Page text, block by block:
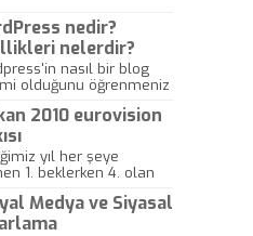
nedir?
nelerdir?
nasıl bir blog
olduğunu öğrenmeniz
2010 eurovision
yıl her şeye
1. beklerken 4. olan
bu yarışmada
olmadığını anlamıştır.
Medya ve Siyasal